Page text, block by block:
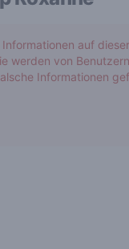
auf
werden von
Informationen